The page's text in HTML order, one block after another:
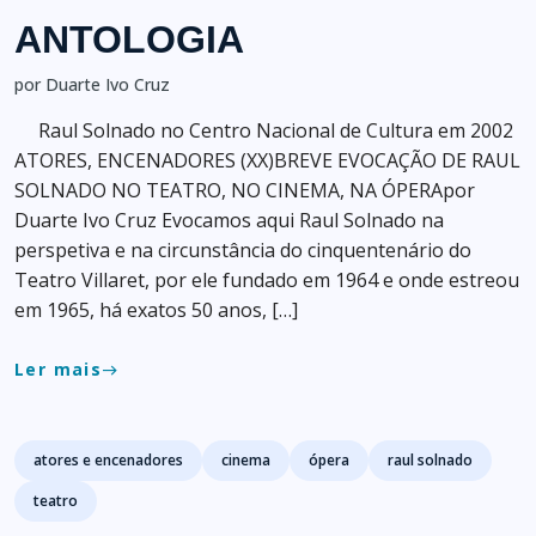
ANTOLOGIA
por Duarte Ivo Cruz
Raul Solnado no Centro Nacional de Cultura em 2002
ATORES, ENCENADORES (XX)BREVE EVOCAÇÃO DE RAUL
SOLNADO NO TEATRO, NO CINEMA, NA ÓPERApor
Duarte Ivo Cruz Evocamos aqui Raul Solnado na
perspetiva e na circunstância do cinquentenário do
Teatro Villaret, por ele fundado em 1964 e onde estreou
em 1965, há exatos 50 anos, […]
Ler maiseast
Tags
atores e encenadores cinema ópera
raul solnado
teatro